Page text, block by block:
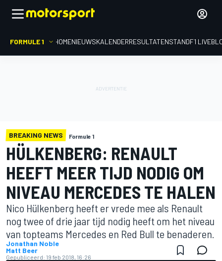
FORMULE 1 HOMENIEUWSKALENDERRESULTATENSTANDF1
BREAKING NEWS Formule 1
HÜLKENBERG: RENAULT
HEEFT MEER TIJD NODIG OM
NIVEAU MERCEDES TE HALEN
Nico Hülkenberg heeft er vrede mee als Renault
nog twee of drie jaar tijd nodig heeft om het niveau
van topteams Mercedes en Red Bull te benaderen.
Jonathan Noble
Matt Beer
Gepubliceerd: 19 feb 2018, 16:26